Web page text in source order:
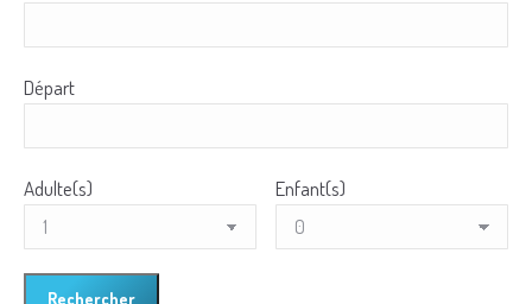
Départ
Adulte(s) Enfant(s)